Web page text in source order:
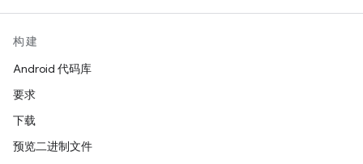
构建
Android 代码库
要求
下载
预览二进制文件